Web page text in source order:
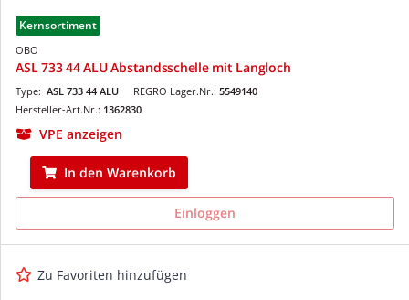
Kernsortiment
OBO
ASL 733 44 ALU Abstandsschelle mit Langloch
REGRO Lager.Nr.: 5549140
Type: ASL 733 44 ALU
Hersteller-Art.Nr.: 1362830
VPE anzeigen
In den Warenkorb
Einloggen
Zu Favoriten hinzufügen